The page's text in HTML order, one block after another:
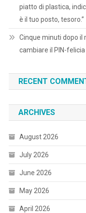
piatto di plastica,
è il tuo posto, tesoro.”
Cinque minuti dopo il
cambiare il PIN-felicia
RECENT
ARCHIVES
August 2026
July 2026
June 2026
May 2026
April 2026